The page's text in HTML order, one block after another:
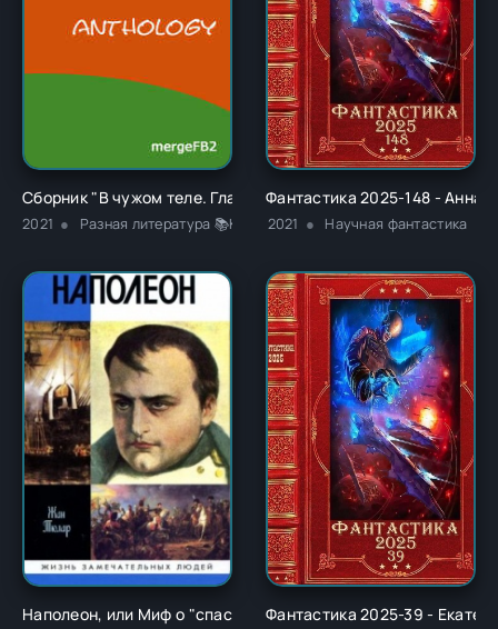
Сборник "В чужом теле. Глава 1" - Ричард Карл Лаймон
2021 Разная литература 📚Классика
Фантастика 2025-148 - Анна
2021 Научная фантастика
Наполеон, или Миф о "спасителе" - Жан Тюлар
Фантастика 2025-39 -